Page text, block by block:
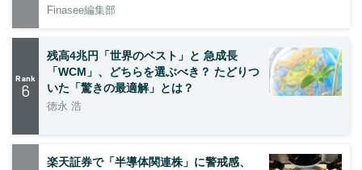
Finasee編集部
Rank
6
残高4兆円「世界のベスト」と 急成長
「WCM」、どちらを選ぶべき？ たどりつ
いた「驚きの最適解」とは？
徳永 浩
楽天証券で「半導体関連株」に警戒感、